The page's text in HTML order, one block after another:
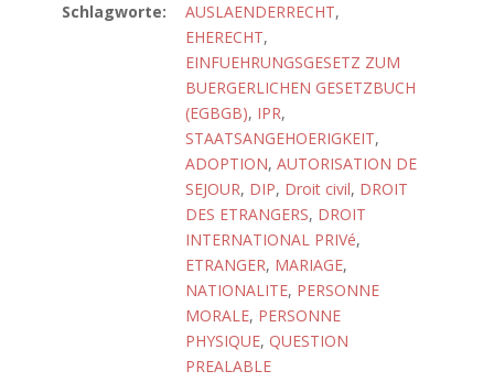
Schlagworte:
AUSLAENDERRECHT,
EHERECHT,
EINFUEHRUNGSGESETZ ZUM
BUERGERLICHEN GESETZBUCH
(EGBGB), IPR,
STAATSANGEHOERIGKEIT,
ADOPTION, AUTORISATION DE
SEJOUR, DIP, Droit civil, DROIT
DES ETRANGERS, DROIT
INTERNATIONAL PRIVé,
ETRANGER, MARIAGE,
NATIONALITE, PERSONNE
MORALE, PERSONNE
PHYSIQUE, QUESTION
PREALABLE